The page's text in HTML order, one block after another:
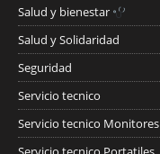
Salud y bienestar
Salud y Solidaridad
Seguridad
Servicio tecnico
Servicio tecnico Monitores